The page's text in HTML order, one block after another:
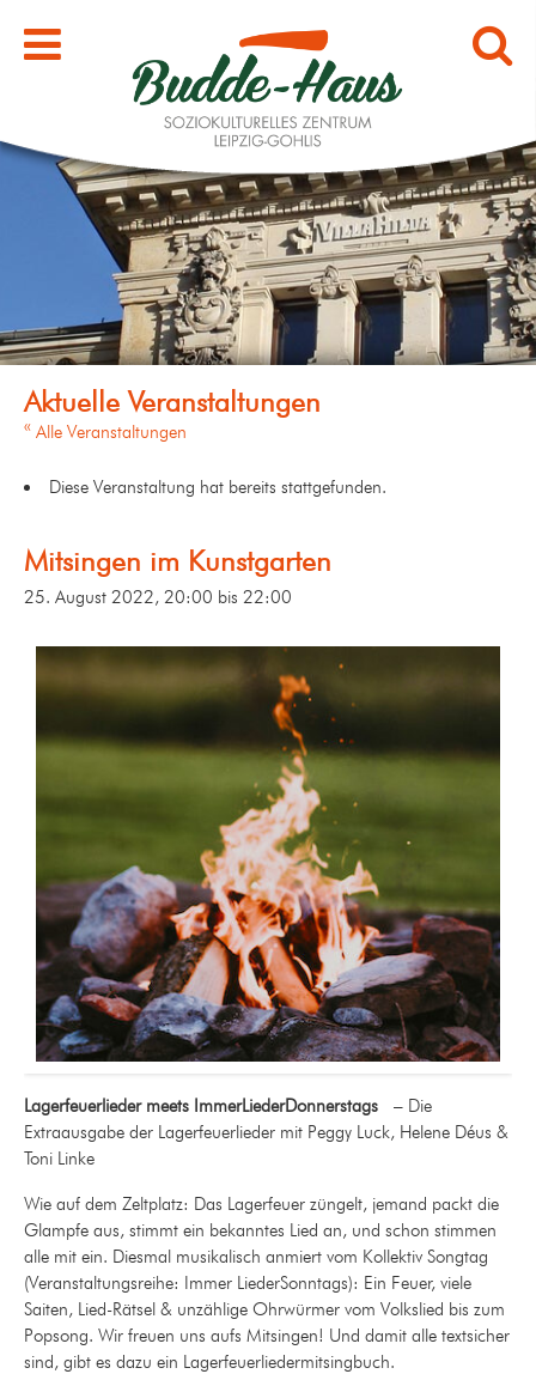
« Alle Veranstaltungen
Diese Veranstaltung hat bereits stattgefunden.
Mitsingen im Kunstgarten
25. August 2022, 20:00 bis 22:00
Lagerfeuerlieder meets ImmerLiederDonnerstags – Die
Extraausgabe der Lagerfeuerlieder mit Peggy Luck, Helene Déus &
Toni Linke
Wie auf dem Zeltplatz: Das Lagerfeuer züngelt, jemand packt die
Glampfe aus, stimmt ein bekanntes Lied an, und schon stimmen
alle mit ein. Diesmal musikalisch anmiert vom Kollektiv Songtag
(Veranstaltungsreihe: Immer LiederSonntags): Ein Feuer, viele
Saiten, Lied-Rätsel & unzählige Ohrwürmer vom Volkslied bis zum
Popsong. Wir freuen uns aufs Mitsingen! Und damit alle textsicher
sind, gibt es dazu ein Lagerfeuerliedermitsingbuch.